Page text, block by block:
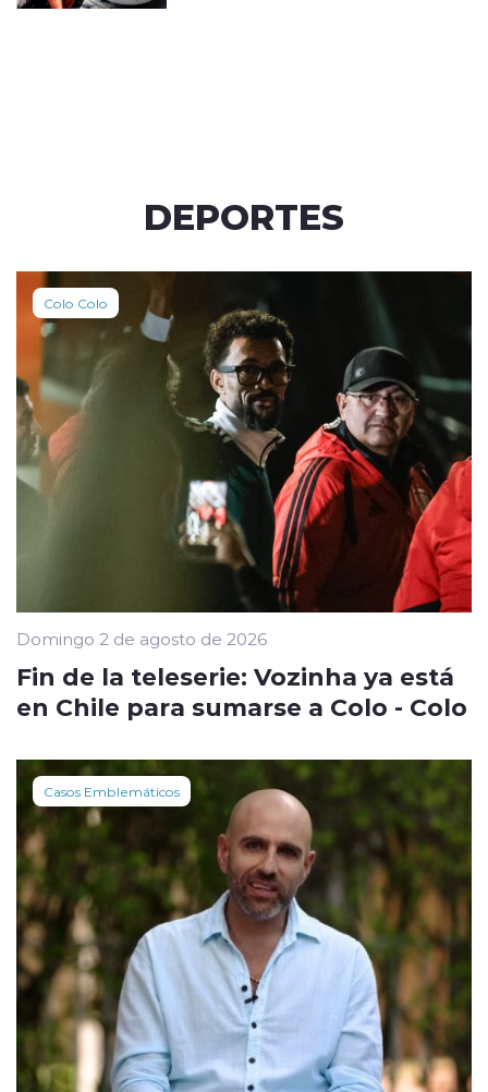
DEPORTES
Colo Colo
Domingo 2 de agosto de 2026
Fin de la teleserie: Vozinha ya está
en Chile para sumarse a Colo - Colo
Casos Emblemáticos